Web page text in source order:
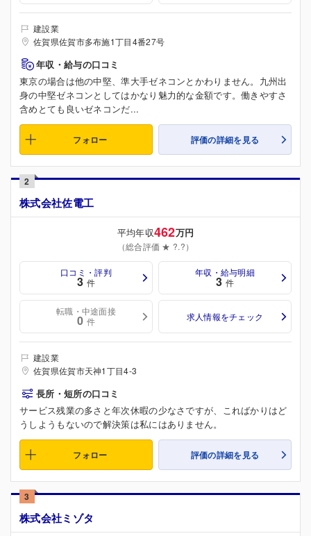
建設業
佐賀県佐賀市多布施1丁目4番27号
年収・給与の口コミ
東京の場合は他の中堅、準大手ゼネコンとかわりません。九州出
身の中堅ゼネコンとしてはかなり魅力的な金額です。働きやすさ
含めとても良いゼネコンだ...
フォロー 評価の詳細を見る
2
株式会社佐電工
平均年収462万円
（総合評価 ★ ?.?）
口コミ・評判
3 件
年収・給与明細
3 件
転職・中途面接
0 件 求人情報をチェック
建設業
佐賀県佐賀市天神1丁目4-3
長所・短所の口コミ
サービス残業の多さと年次休暇の少なさですが、こればかりはど
うしようもないので解決策は私にはありません。
フォロー 評価の詳細を見る
3
株式会社ミゾタ